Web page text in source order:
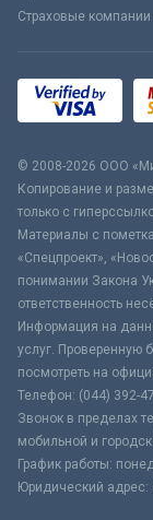
Страховые компании
© 2008-2026 ООО
Копирование и
только с
Материалы с
«Спецпроект»,
понимании Закона
ответственность
Информация на
услуг. Проверенную
посмотреть на
Телефон: (044) 392-
Звонок в пределах
мобильной и
График работы:
Юридический адрес: